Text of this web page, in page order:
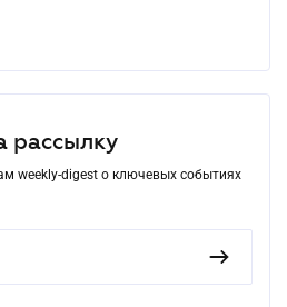
рассылку
weekly-digest о ключевых событиях